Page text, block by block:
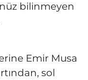
bilinmeyen
Emir Musa
sol